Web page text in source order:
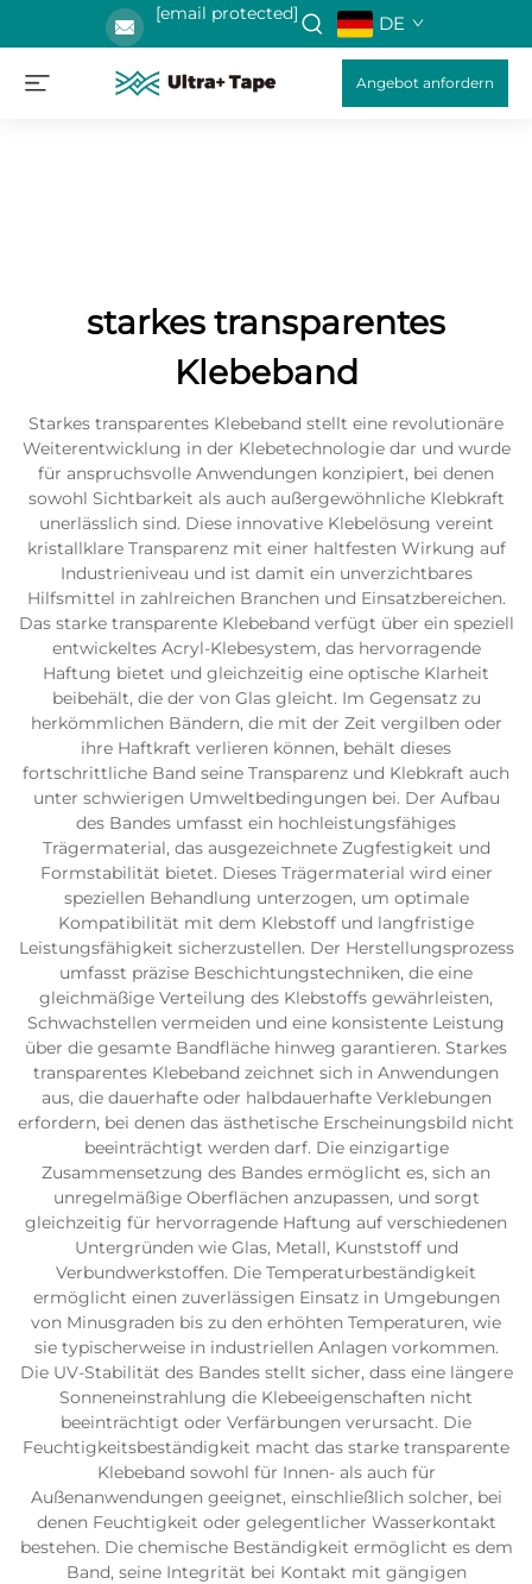
[email protected] DE
Angebot anfordern
starkes transparentes
Klebeband
Starkes transparentes Klebeband stellt eine revolutionäre
Weiterentwicklung in der Klebetechnologie dar und wurde
für anspruchsvolle Anwendungen konzipiert, bei denen
sowohl Sichtbarkeit als auch außergewöhnliche Klebkraft
unerlässlich sind. Diese innovative Klebelösung vereint
kristallklare Transparenz mit einer haltfesten Wirkung auf
Industrieniveau und ist damit ein unverzichtbares
Hilfsmittel in zahlreichen Branchen und Einsatzbereichen.
Das starke transparente Klebeband verfügt über ein speziell
entwickeltes Acryl-Klebesystem, das hervorragende
Haftung bietet und gleichzeitig eine optische Klarheit
beibehält, die der von Glas gleicht. Im Gegensatz zu
herkömmlichen Bändern, die mit der Zeit vergilben oder
ihre Haftkraft verlieren können, behält dieses
fortschrittliche Band seine Transparenz und Klebkraft auch
unter schwierigen Umweltbedingungen bei. Der Aufbau
des Bandes umfasst ein hochleistungsfähiges
Trägermaterial, das ausgezeichnete Zugfestigkeit und
Formstabilität bietet. Dieses Trägermaterial wird einer
speziellen Behandlung unterzogen, um optimale
Kompatibilität mit dem Klebstoff und langfristige
Leistungsfähigkeit sicherzustellen. Der Herstellungsprozess
umfasst präzise Beschichtungstechniken, die eine
gleichmäßige Verteilung des Klebstoffs gewährleisten,
Schwachstellen vermeiden und eine konsistente Leistung
über die gesamte Bandfläche hinweg garantieren. Starkes
transparentes Klebeband zeichnet sich in Anwendungen
aus, die dauerhafte oder halbdauerhafte Verklebungen
erfordern, bei denen das ästhetische Erscheinungsbild nicht
beeinträchtigt werden darf. Die einzigartige
Zusammensetzung des Bandes ermöglicht es, sich an
unregelmäßige Oberflächen anzupassen, und sorgt
gleichzeitig für hervorragende Haftung auf verschiedenen
Untergründen wie Glas, Metall, Kunststoff und
Verbundwerkstoffen. Die Temperaturbeständigkeit
ermöglicht einen zuverlässigen Einsatz in Umgebungen
von Minusgraden bis zu den erhöhten Temperaturen, wie
sie typischerweise in industriellen Anlagen vorkommen.
Die UV-Stabilität des Bandes stellt sicher, dass eine längere
Sonneneinstrahlung die Klebeeigenschaften nicht
beeinträchtigt oder Verfärbungen verursacht. Die
Feuchtigkeitsbeständigkeit macht das starke transparente
Klebeband sowohl für Innen- als auch für
Außenanwendungen geeignet, einschließlich solcher, bei
denen Feuchtigkeit oder gelegentlicher Wasserkontakt
bestehen. Die chemische Beständigkeit ermöglicht es dem
Band, seine Integrität bei Kontakt mit gängigen